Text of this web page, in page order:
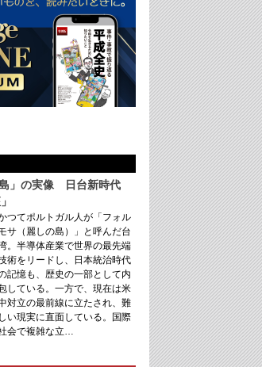
」の実像 日台新時代
つてポルトガル人が「フォル
サ（麗しの島）」と呼んだ台
。半導体産業で世界の最先端
術をリードし、日本統治時代
記憶も、歴史の一部として内
している。一方で、現在は米
対立の最前線に立たされ、難
しい現実に直面している。国際
会で複雑な立…